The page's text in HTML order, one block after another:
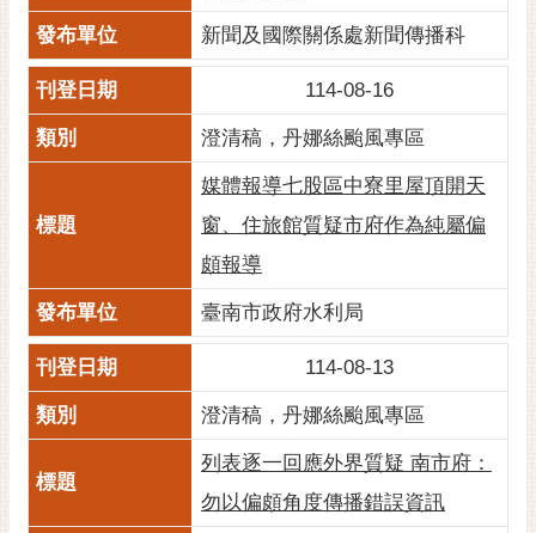
新聞及國際關係處新聞傳播科
114-08-16
澄清稿，丹娜絲颱風專區
媒體報導七股區中寮里屋頂開天
窗、住旅館質疑市府作為純屬偏
頗報導
臺南市政府水利局
114-08-13
澄清稿，丹娜絲颱風專區
列表逐一回應外界質疑 南市府：
勿以偏頗角度傳播錯誤資訊